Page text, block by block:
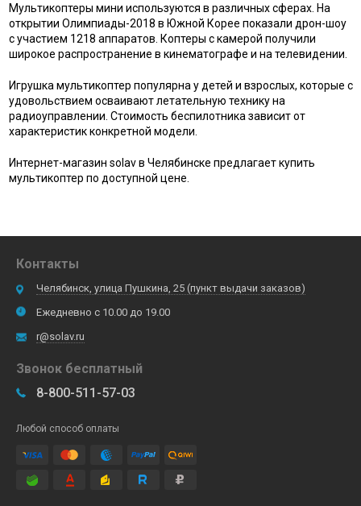
Мультикоптеры мини используются в различных сферах. На
открытии Олимпиады-2018 в Южной Корее показали дрон-шоу
с участием 1218 аппаратов. Коптеры с камерой получили
широкое распространение в кинематографе и на телевидении.
Игрушка мультикоптер популярна у детей и взрослых, которые с
удовольствием осваивают летательную технику на
радиоуправлении. Стоимость беспилотника зависит от
характеристик конкретной модели.
Интернет-магазин solav в Челябинске предлагает купить
мультикоптер по доступной цене.
Контакты
Челябинск, улица Пушкина, 25 (пункт выдачи заказов)
Ежедневно с 10.00 до 19.00
r@solav.ru
Звонок бесплатный
8-800-511-57-03
Любой способ оплаты